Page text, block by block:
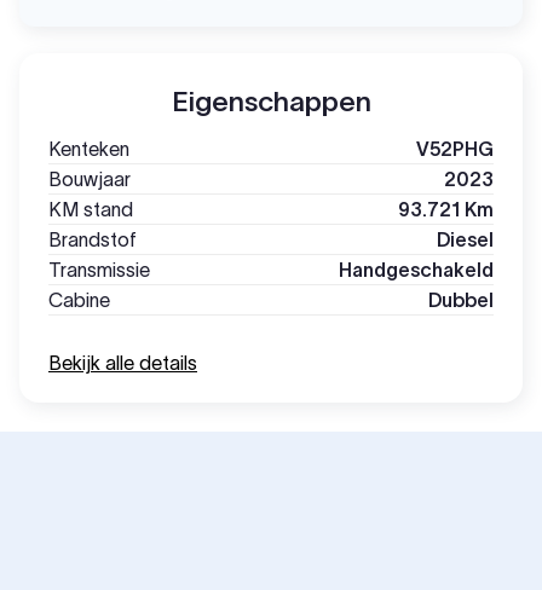
Eigenschappen
Kenteken
V52PHG
Bouwjaar
2023
KM stand
93.721 Km
Brandstof
Diesel
Transmissie
Handgeschakeld
Cabine
Dubbel
Bekijk alle details